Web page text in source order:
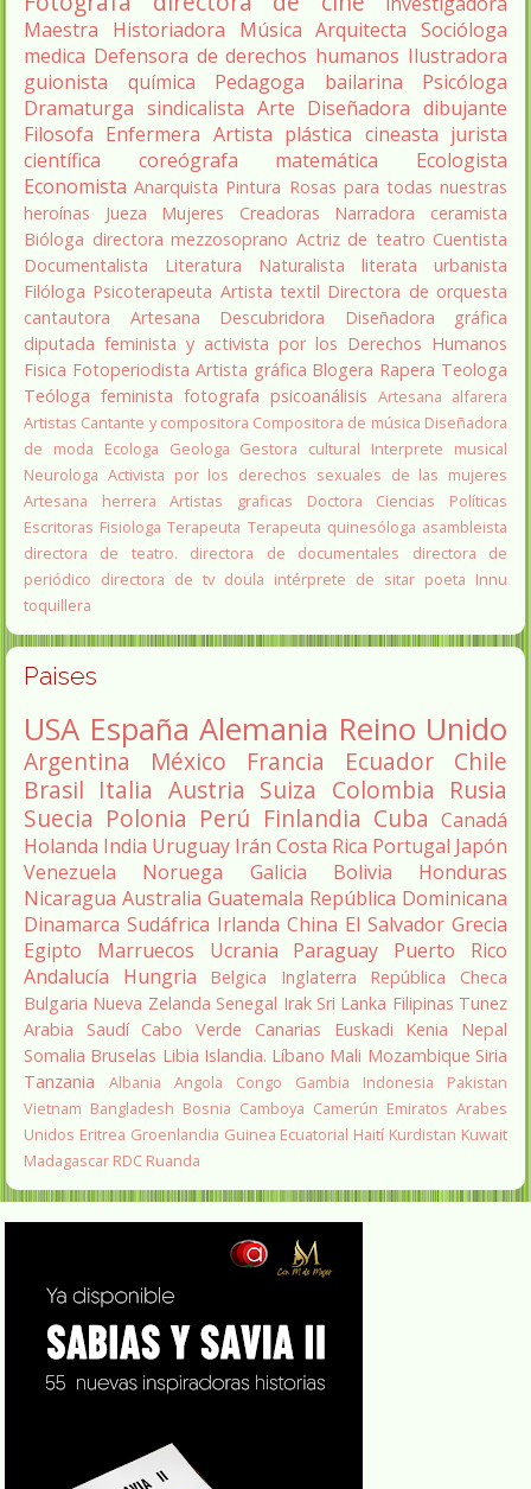
Maestra
Historiadora Música Arquitecta Socióloga
medica Defensora de derechos humanos Ilustradora
guionista
química Pedagoga bailarina
Psicóloga
Dramaturga sindicalista Arte Diseñadora dibujante
Filosofa Enfermera Artista plástica cineasta jurista
científica
coreógrafa matemática
Ecologista
Economista Anarquista Pintura Rosas para todas nuestras
heroínas
Jueza Mujeres Creadoras Narradora
ceramista
Bióloga directora mezzosoprano Actriz de teatro Cuentista
Documentalista
Literatura Naturalista literata
urbanista
Filóloga Psicoterapeuta Artista textil Directora de orquesta
cantautora
Artesana Descubridora
Diseñadora gráfica
diputada feminista y activista por los Derechos Humanos
Fisica Fotoperiodista Artista gráfica Blogera Rapera Teologa
Teóloga feminista fotografa psicoanálisis Artesana alfarera
Artistas Cantante y compositora Compositora de música Diseñadora
de moda
Ecologa Geologa Gestora cultural
Interprete musical
Neurologa Activista por los derechos sexuales de las mujeres
Artesana herrera
Artistas graficas
Doctora Ciencias Políticas
Escritoras Fisiologa Terapeuta Terapeuta quinesóloga asambleista
directora de teatro.
directora de documentales
directora de
periódico directora de tv doula intérprete de sitar poeta Innu
toquillera
Paises
USA España Alemania Reino Unido
Argentina México Francia Ecuador
Chile
Brasil Italia Austria Suiza Colombia Rusia
Suecia Polonia Perú Finlandia Cuba Canadá
Holanda India Uruguay Irán Costa Rica Portugal Japón
Venezuela
Noruega Galicia Bolivia
Honduras
Nicaragua Australia Guatemala República Dominicana
Dinamarca Sudáfrica Irlanda China El Salvador Grecia
Egipto
Marruecos Ucrania Paraguay
Puerto Rico
Andalucía
Hungria Belgica Inglaterra
República Checa
Bulgaria Nueva Zelanda Senegal Irak Sri Lanka Filipinas Tunez
Arabia Saudí Cabo Verde Canarias Euskadi Kenia
Nepal
Somalia Bruselas Libia Islandia. Líbano Mali Mozambique Siria
Tanzania
Albania Angola Congo Gambia Indonesia
Pakistan
Vietnam Bangladesh Bosnia Camboya Camerún Emiratos Arabes
Unidos Eritrea Groenlandia Guinea Ecuatorial Haití Kurdistan Kuwait
Madagascar RDC Ruanda